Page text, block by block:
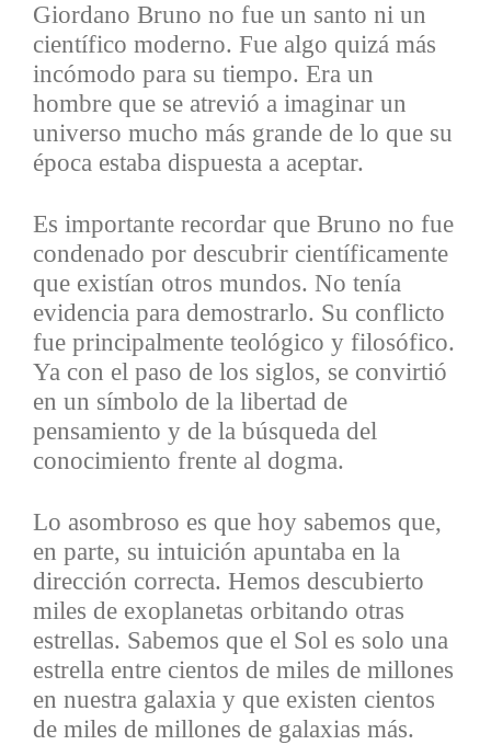
Giordano Bruno no fue un santo ni un
científico moderno. Fue algo quizá más
incómodo para su tiempo. Era un
hombre que se atrevió a imaginar un
universo mucho más grande de lo que su
época estaba dispuesta a aceptar.
Es importante recordar que Bruno no fue
condenado por descubrir científicamente
que existían otros mundos. No tenía
evidencia para demostrarlo. Su conflicto
fue principalmente teológico y filosófico.
Ya con el paso de los siglos, se convirtió
en un símbolo de la libertad de
pensamiento y de la búsqueda del
conocimiento frente al dogma.
Lo asombroso es que hoy sabemos que,
en parte, su intuición apuntaba en la
dirección correcta. Hemos descubierto
miles de exoplanetas orbitando otras
estrellas. Sabemos que el Sol es solo una
estrella entre cientos de miles de millones
en nuestra galaxia y que existen cientos
de miles de millones de galaxias más.